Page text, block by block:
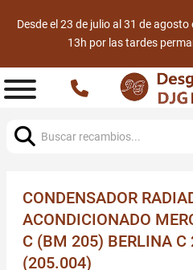
Desde el 23 de julio al 31 de
13h por las tardes
CONDENSADOR
ACONDICIONADO
C (BM 205) BERLINA C
(205.004)